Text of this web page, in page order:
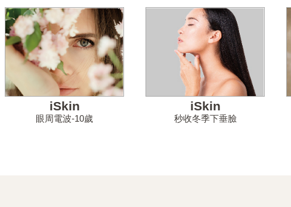
iSkin
眼周電波-10歲
iSkin
秒收冬季下垂臉